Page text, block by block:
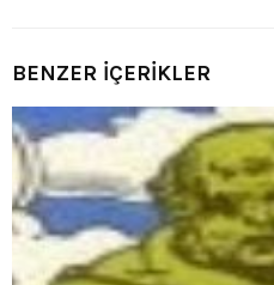
BENZER İÇERİKLER